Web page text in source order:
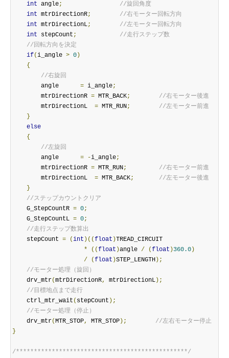
int angle;
//旋回角度
int mtrDirectionR;
//右モーター回転方向
int mtrDirectionL;
//左モーター回転方向
int stepCount ;
//走行ステップ数
//回転方向を決定
if(i_angle > 0 )
{
//右旋回
        angle
= i_angle;
        mtrDirectionR
= MTR_BACK;
//右モーター後進
        mtrDirectionL
= MTR_RUN;
//左モーター前進
}
else
{
//左旋回
        angle
= -i_angle;
        mtrDirectionR
= MTR_RUN;
//右モーター前進
        mtrDirectionL
= MTR_BACK;
//左モーター後進
}
//ステップカウントクリア
    G_StepCountR
= 0;
    G_StepCountL
= 0;
//走行ステップ数算出
    stepCount
= (int )((float )TREAD_CIRCUIT
*
((float )angle / (float )360.0 )
/
(float )STEP_LENGTH );
//モーター処理（旋回）
    drv_mtr
(mtrDirectionR, mtrDirectionL );
//目標地点まで走行
    ctrl_mtr_wait
( stepCount );
//モーター処理（停止）
    drv_mtr
(MTR_STOP, MTR_STOP );
//左右モーター停止
}
/************************************************/